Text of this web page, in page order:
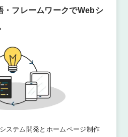
・フレームワークでWebシ
ステム開発とホームページ制作